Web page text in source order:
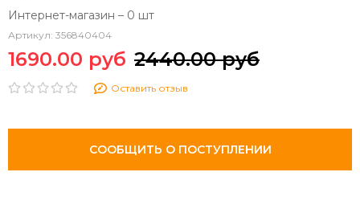
Интернет-магазин – 0 шт
Артикул: 356840404
1690.00 руб 2440.00 руб
Оставить отзыв
СООБЩИТЬ О ПОСТУПЛЕНИИ